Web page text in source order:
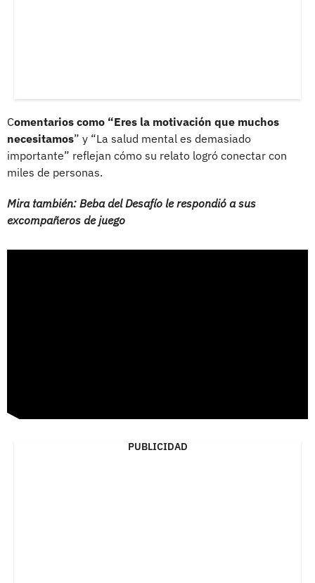
Comentarios como “Eres la motivación que muchos
necesitamos” y “La salud mental es demasiado
importante” reflejan cómo su relato logró conectar con
miles de personas.
Mira también: Beba del Desafío le respondió a sus
excompañeros de juego
PUBLICIDAD